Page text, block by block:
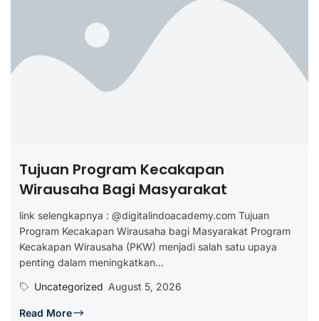
Tujuan Program Kecakapan
Wirausaha Bagi Masyarakat
link selengkapnya : @digitalindoacademy.com Tujuan
Program Kecakapan Wirausaha bagi Masyarakat Program
Kecakapan Wirausaha (PKW) menjadi salah satu upaya
penting dalam meningkatkan...
Uncategorized August 5, 2026
Read More